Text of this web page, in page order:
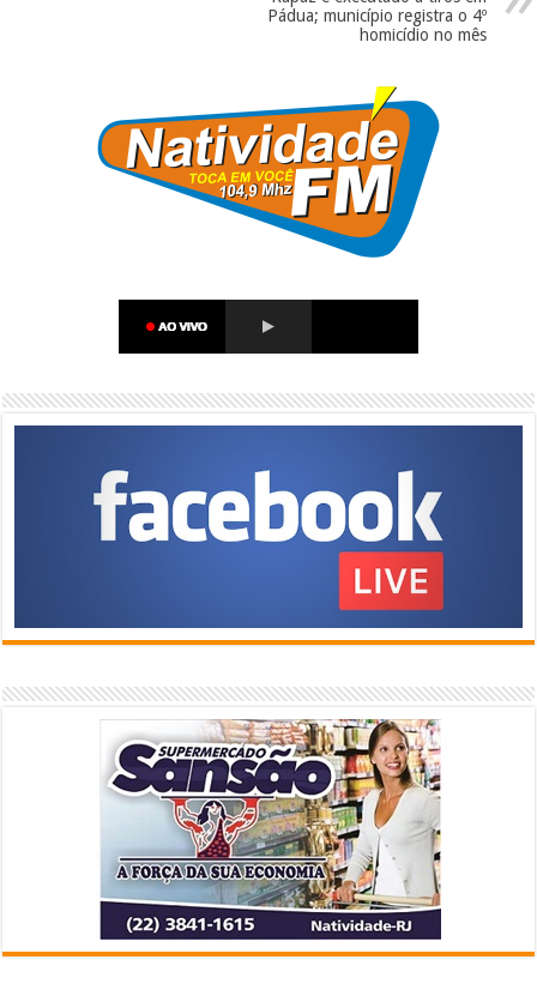
Pádua; município registra o 4º
homicídio no mês